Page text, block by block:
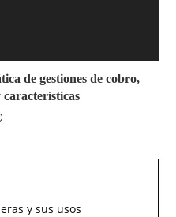
de gestiones de cobro,
y sus usos